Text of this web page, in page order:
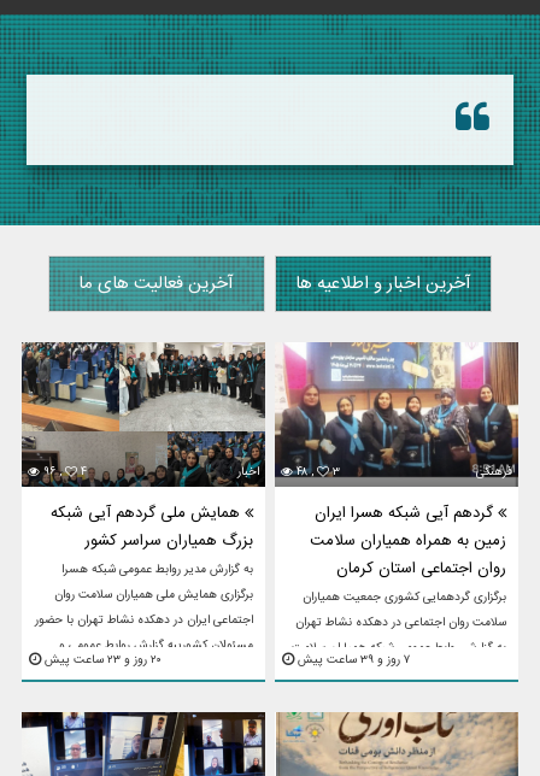
آخرین اخبار و اطلاعیه ها آخرین فعالیت های ما
۴۸ , ۳ فرهنگی
گردهم آیی شبکه هسرا ایران
زمین به همراه همیاران سلامت
روان اجتماعی استان کرمان
برگزاری گردهمایی کشوری جمعیت همیاران
سلامت روان اجتماعی در دهکده نشاط تهران
به گزارش روابط عمومی شبکه همیاران سلامت
روان اجتماعی (هسرا) استان کرمان، گردهمایی
۷ روز و ۳۹ ساعت پیش
۹۶ , ۴ اخبار
همایش ملی گردهم آیی شبکه
بزرگ همیاران سراسر کشور
به گزارش مدیر روابط عمومی شبکه هسرا
برگزاری همایش ملی همیاران سلامت روان
اجتماعی ایران در دهکده نشاط تهران با حضور
مسئولان کشوریبه گزارش روابط عمومی و
اطلاع رسانی جمعیت همیاران سلامت ...
۲۰ روز و ۲۳ ساعت پیش